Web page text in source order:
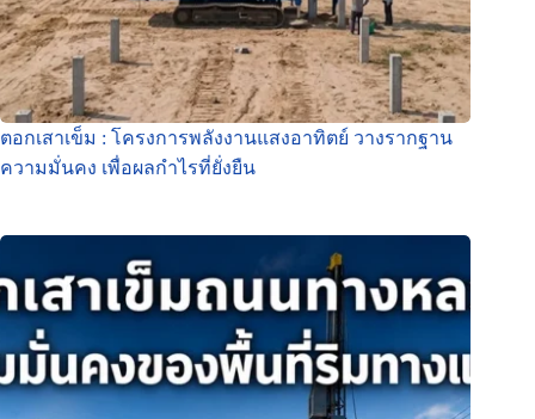
ตอกเสาเข็ม : โครงการพลังงานแสงอาทิตย์ วางรากฐาน
ความมั่นคง เพื่อผลกำไรที่ยั่งยืน